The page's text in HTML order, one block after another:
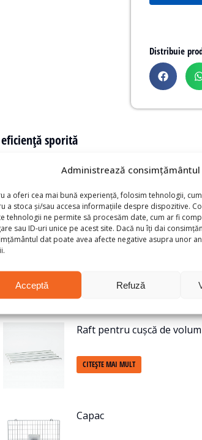
Administrează consimțământul
a oferi cea mai bună experiență, folosim tehnologii,
a stoca și/sau accesa informațiile despre dispozitive.
tehnologii ne permite să procesăm date, cum ar fi
sau ID-uri unice pe acest site. Dacă nu îți dai
dat poate avea afecte negative asupra unor
Acceptă Refuză
Distribuie
sporită
manipularea și transportul acestora
efortul necesar pentru deplasare, mai
oferăstabilitate și control optimîn
al mai multor unități.
în depozite și centre logistice.
Raft pentru cușcă de
CITEȘTE MAI MULT
Capac